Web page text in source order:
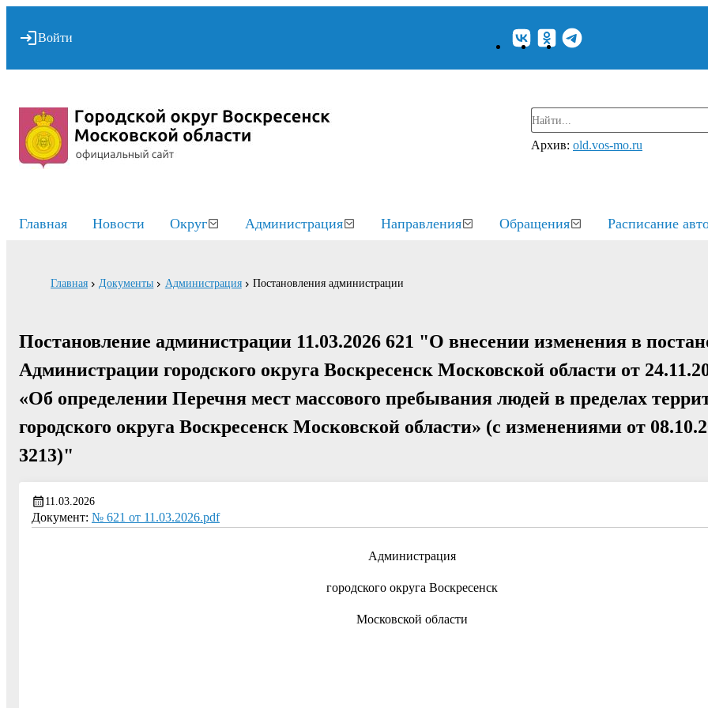
Войти
Архив: old.vos-mo.ru
Главная Новости Округ Администрация Направления Обращения Расписание
Главная Документы Администрация Постановления администрации
Постановление администрации 11.03.2026 621 "О внесении изменения в
Администрации городского округа Воскресенск Московской области от
«Об определении Перечня мест массового пребывания людей в пределах
городского округа Воскресенск Московской области» (с изменениями от
3213)"
11.03.2026
Документ: № 621 от 11.03.2026.pdf
Администрация
городского округа Воскресенск
Московской области